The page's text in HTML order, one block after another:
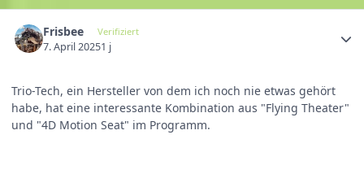
Frisbee Verifiziert
7. April 20251 j
Trio-Tech, ein Hersteller von dem ich noch nie etwas gehört
habe, hat eine interessante Kombination aus "Flying Theater"
und "4D Motion Seat" im Programm.